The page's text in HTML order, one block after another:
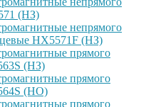
(НЗ)
непрямого
HX5571F (НЗ)
прямого
(НЗ)
прямого
(НО)
прямого